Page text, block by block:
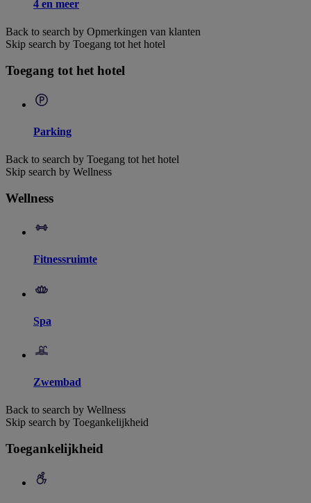
4 en meer
Back to search by Opmerkingen van klanten
Skip search by Toegang tot het hotel
Toegang tot het hotel
Parking
Back to search by Toegang tot het hotel
Skip search by Wellness
Wellness
Fitnessruimte
Spa
Zwembad
Back to search by Wellness
Skip search by Toegankelijkheid
Toegankelijkheid